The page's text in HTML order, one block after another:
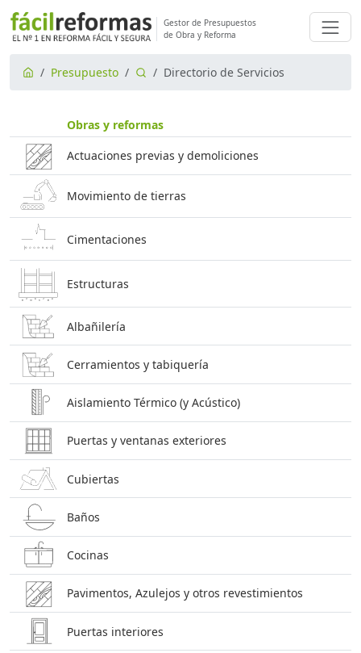
Gestor de Presupuestos
de Obra y Reforma
Presupuesto Directorio de Servicios
Obras y reformas
Actuaciones previas y demoliciones
Movimiento de tierras
Cimentaciones
Estructuras
Albañilería
Cerramientos y tabiquería
Aislamiento Térmico (y Acústico)
Puertas y ventanas exteriores
Cubiertas
Baños
Cocinas
Pavimentos, Azulejos y otros revestimientos
Puertas interiores